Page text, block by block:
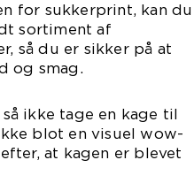
for sukkerprint, kan du
sortiment af
så du er sikker på at
og smag.
ikke tage en kage til
blot en visuel wow-
at kagen er blevet